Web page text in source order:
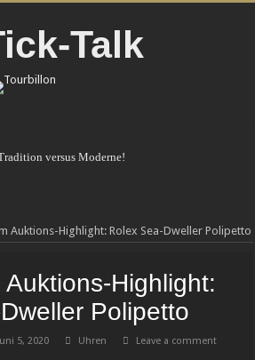
versus Moderne!
Auktions-Highlight: Rolex Sea-Dweller Polipetto
Highlight:
Polipetto
Juni 5, 2020 Uhren
Leave a comment